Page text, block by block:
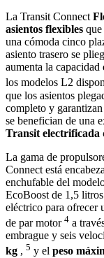
La Transit Connect
asientos flexibles
una cómoda cinco
asiento trasero se
aumenta la
los modelos L2
que los asientos
completo y
se benefician de una
Transit electrificada
La gama de
Connect está
enchufable del
EcoBoost de 1,5
eléctrico para ofrecer
de par motor 4 a
embrague y seis
kg , 5 y el peso